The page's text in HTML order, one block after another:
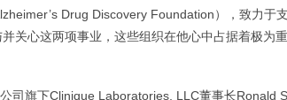
Drug Discovery Foundation），致力于
关心这两项事业，这些组织在他心中占据着极为
司旗下Clinique Laboratories, LLC董事长Ronald